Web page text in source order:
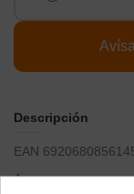
Descripción
EAN
Asegura una carga